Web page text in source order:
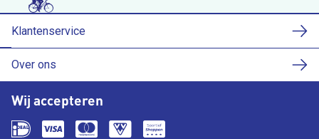
Klantenservice
Over ons
Wij accepteren